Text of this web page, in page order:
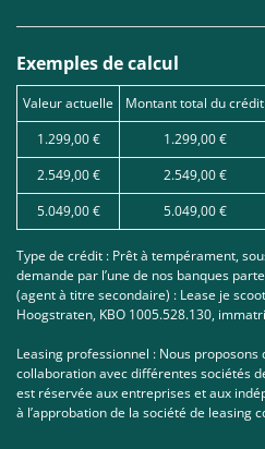
Exemples de calcul
Valeur actuelle Montant total du crédit
1.299,00 €
1.299,00 €
2.549,00 €
2.549,00 €
5.049,00 €
5.049,00 €
Type de crédit : Prêt à tempérament,
demande par l’une de nos banques
(agent à titre secondaire) : Lease je
Hoogstraten, KBO 1005.528.130,
Leasing professionnel : Nous
collaboration avec différentes sociétés
est réservée aux entreprises et aux
à l’approbation de la société de leasing